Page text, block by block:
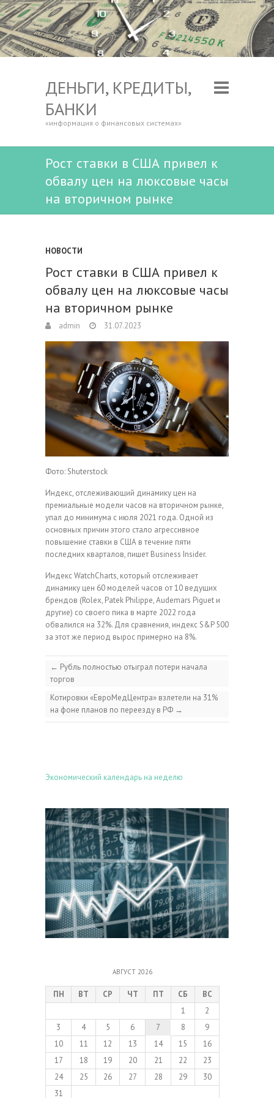
ДЕНЬГИ, КРЕДИТЫ,
БАНКИ
«информация о финансовых системах»
Рост ставки в США привел к
обвалу цен на люксовые часы
на вторичном рынке
НОВОСТИ
Рост ставки в США привел к
обвалу цен на люксовые часы
на вторичном рынке
admin 31.07.2023
Фото: Shuterstock
Индекс, отслеживающий динамику цен на
премиальные модели часов на вторичном рынке,
упал до минимума с июля 2021 года. Одной из
основных причин этого стало агрессивное
повышение ставки в США в течение пяти
последних кварталов, пишет Business Insider.
Индекс WatchCharts, который отслеживает
динамику цен 60 моделей часов от 10 ведущих
брендов (Rolex, Patek Philippe, Audemars Piguet и
другие) со своего пика в марте 2022 года
обвалился на 32%. Для сравнения, индекс S&P 500
за этот же период вырос примерно на 8%.
← Рубль полностью отыграл потери начала
торгов
Котировки «ЕвроМедЦентра» взлетели на 31%
на фоне планов по переезду в РФ →
Экономический календарь на неделю
АВГУСТ 2026
ПН ВТ СР ЧТ ПТ СБ
ВС
1
2
3
4 5 6 7 8
9
10
11 12 13 14 15
16
17
18 19 20 21 22
23
24
25 26 27 28 29
30
31